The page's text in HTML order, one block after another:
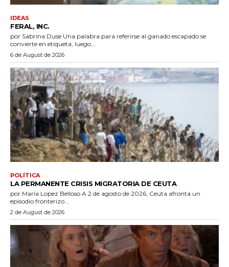
IDEAS
FERAL, INC.
por Sabrina Duse Una palabra para referirse al ganado escapado se
convierte en etiqueta, luego...
6 de August de 2026
POLÍTICA
LA PERMANENTE CRISIS MIGRATORIA DE CEUTA
por María Lopez Belloso A 2 de agosto de 2026, Ceuta afronta un
episodio fronterizo...
2 de August de 2026